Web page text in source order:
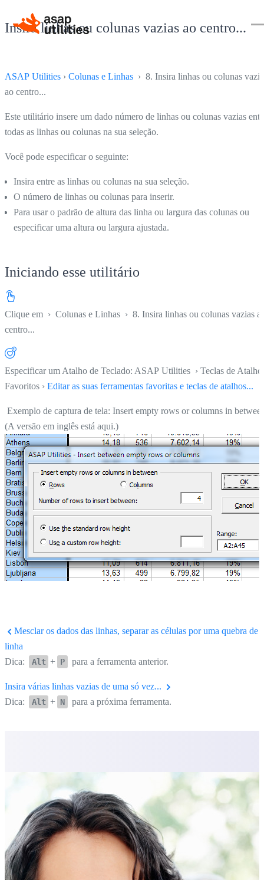
Insira linhas ou colunas vazias ao centro...
ASAP Utilities › Colunas e Linhas › 8. Insira linhas ou colunas
ao centro...
Este utilitário insere um dado número de linhas ou colunas vazias
todas as linhas ou colunas na sua seleção.
Você pode especificar o seguinte:
Insira entre as linhas ou colunas na sua seleção.
O número de linhas ou colunas para inserir.
Para usar o padrão de altura das linha ou largura das colunas ou
especificar uma altura ou largura ajustada.
Iniciando esse utilitário
Clique em › Colunas e Linhas › 8. Insira linhas ou colunas vazias
centro...
Especificar um Atalho de Teclado: ASAP Utilities › Teclas de Atalho
Favoritos › Editar as suas ferramentas favoritas e teclas de atalhos...
Exemplo de captura de tela: Insert empty rows or columns in
(A versão em inglês está aqui.)
Mesclar os dados das linhas, separar as células por uma quebra de
linha
Dica:
Alt + P para a ferramenta anterior.
Insira várias linhas vazias de uma só vez...
Dica:
Alt + N para a próxima ferramenta.